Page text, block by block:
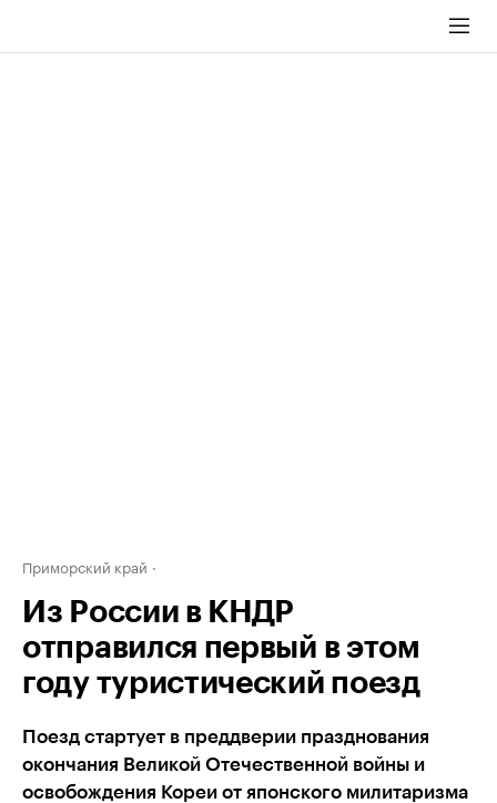
Приморский край
Из России в КНДР
отправился первый в этом
году туристический поезд
Поезд стартует в преддверии празднования
окончания Великой Отечественной войны и
освобождения Кореи от японского милитаризма